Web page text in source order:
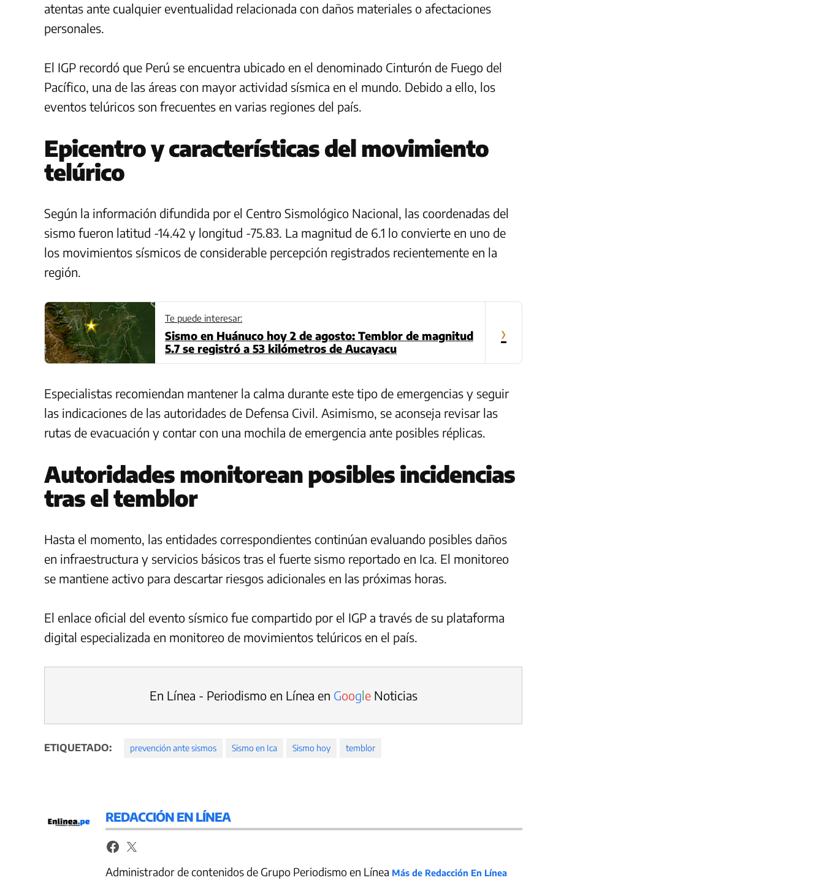
atentas ante cualquier eventualidad relacionada con daños materiales o afectaciones
personales.
El IGP recordó que Perú se encuentra ubicado en el denominado Cinturón de Fuego del
Pacífico, una de las áreas con mayor actividad sísmica en el mundo. Debido a ello, los
eventos telúricos son frecuentes en varias regiones del país.
Epicentro y características del movimiento
telúrico
Según la información difundida por el Centro Sismológico Nacional, las coordenadas del
sismo fueron latitud -14.42 y longitud -75.83. La magnitud de 6.1 lo convierte en uno de
los movimientos sísmicos de considerable percepción registrados recientemente en la
región.
Te puede interesar:
Sismo en Huánuco hoy 2 de agosto: Temblor de magnitud
5.7 se registró a 53 kilómetros de Aucayacu
›
Especialistas recomiendan mantener la calma durante este tipo de emergencias y seguir
las indicaciones de las autoridades de Defensa Civil. Asimismo, se aconseja revisar las
rutas de evacuación y contar con una mochila de emergencia ante posibles réplicas.
Autoridades monitorean posibles incidencias
tras el temblor
Hasta el momento, las entidades correspondientes continúan evaluando posibles daños
en infraestructura y servicios básicos tras el fuerte sismo reportado en Ica. El monitoreo
se mantiene activo para descartar riesgos adicionales en las próximas horas.
El enlace oficial del evento sísmico fue compartido por el IGP a través de su plataforma
digital especializada en monitoreo de movimientos telúricos en el país.
En Línea - Periodismo en Línea en GoogleNoticias
ETIQUETADO: prevención ante sismos Sismo en Ica Sismo hoy temblor
REDACCIÓN EN LÍNEA
Administrador de contenidos de Grupo Periodismo en Línea Más de Redacción En Línea